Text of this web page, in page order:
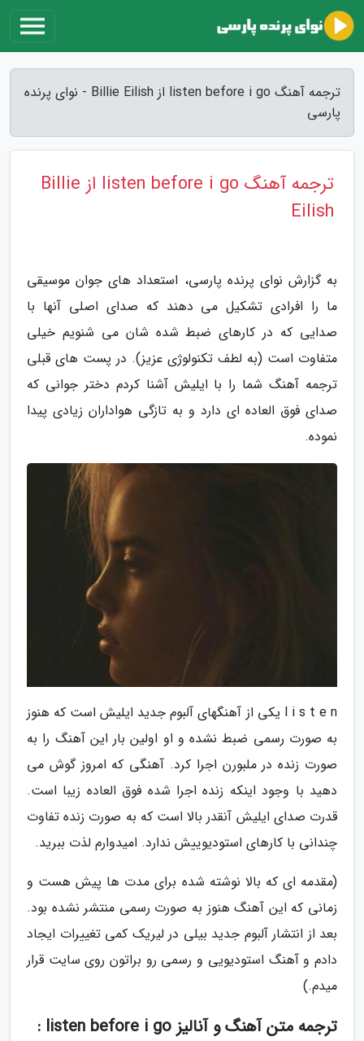
ترجمه آهنگ listen before i go از Billie Eilish - نوای پرنده
پارسی
ترجمه آهنگ listen before i go از Billie
Eilish
به گزارش نوای پرنده پارسی، استعداد های جوان موسیقی
ما را افرادی تشکیل می دهند که صدای اصلی آنها با
صدایی که در کارهای ضبط شده شان می شنویم خیلی
متفاوت است (به لطف تکنولوژی عزیز). در پست های قبلی
ترجمه آهنگ شما را با ایلیش آشنا کردم دختر جوانی که
صدای فوق العاده ای دارد و به تازگی هواداران زیادی پیدا
نموده.
l i s t e n یکی از آهنگهای آلبوم جدید ایلیش است که هنوز
به صورت رسمی ضبط نشده و او اولین بار این آهنگ را به
صورت زنده در ملبورن اجرا کرد. آهنگی که امروز گوش می
دهید با وجود اینکه زنده اجرا شده فوق العاده زیبا است.
قدرت صدای ایلیش آنقدر بالا است که به صورت زنده تفاوت
چندانی با کارهای استودیوییش ندارد. امیدوارم لذت ببرید.
(مقدمه ای که بالا نوشته شده برای مدت ها پیش هست و
زمانی که این آهنگ هنوز به صورت رسمی منتشر نشده بود.
بعد از انتشار آلبوم جدید بیلی در لیریک کمی تغییرات ایجاد
دادم و آهنگ استودیویی و رسمی رو براتون روی سایت قرار
میدم.)
ترجمه متن آهنگ و آنالیز listen before i go :